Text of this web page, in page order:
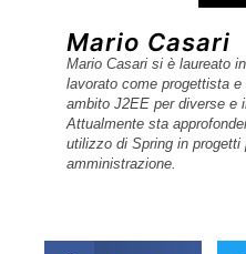
Mario Casari
Mario Casari si è laureato
lavorato come progettista
ambito J2EE per diverse e
Attualmente sta
utilizzo di Spring in progetti
amministrazione.